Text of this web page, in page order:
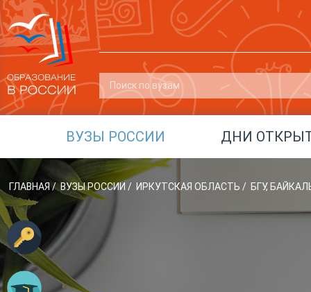
ВУЗЫ РОССИИ ДНИ
ГЛАВНАЯ/ ВУЗЫ РОССИИ / ИРКУТСКАЯ ОБЛАСТЬ / БГУ,